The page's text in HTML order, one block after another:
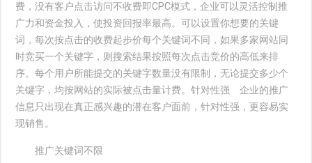
费，没有客户点击访问不收费即CPC模式，企业可以灵活控制推
广力和资金投入，使投资回报率最高。可以设置你想要的关键
词，每次按点击的收费起步价每个关键词不同，如果多家网站同
时竞买一个关键字，则搜索结果按照每次点击竞价的高低来排
序。每个用户所能提交的关键字数量没有限制，无论提交多少个
关键字，均按网站的实际被点击量计费。针对性强 企业的推广
信息只出现在真正感兴趣的潜在客户面前，针对性强，更容易实
现销售。
推广关键词不限